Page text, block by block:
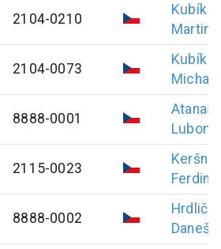
2104-0210
Kubík
Martin
2104-0073
Kubík
Michal
8888-0001
2115-0023
Keršner
8888-0002
Daneš